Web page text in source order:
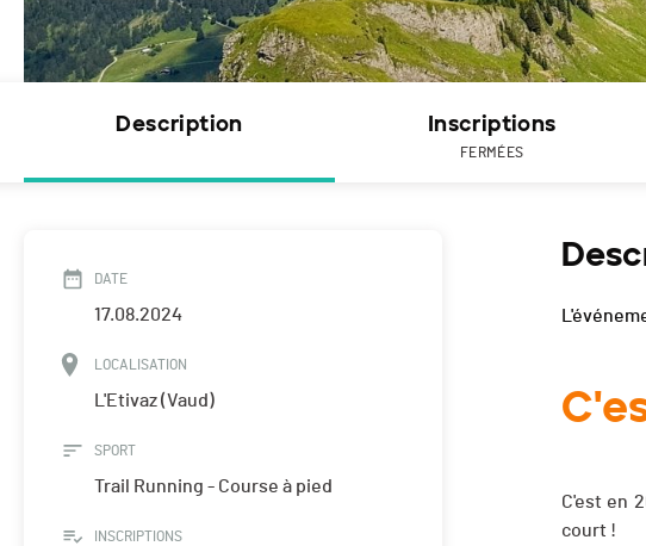
Description Inscriptions
FERMÉES
DATE
17.08.2024
LOCALISATION
L'Etivaz (Vaud)
SPORT
Trail Running - Course à pied
INSCRIPTIONS
C'est en
court !